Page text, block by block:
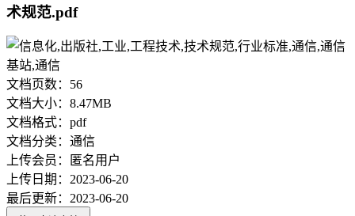
术规范.pdf
文档页数： 56
文档大小： 8.47MB
文档格式： pdf
文档分类： 通信
上传会员：
匿名用户
上传日期： 2023-06-20
最后更新： 2023-06-20